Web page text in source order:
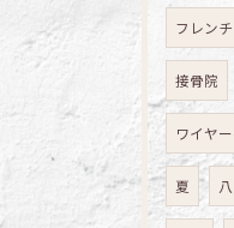
フレン
接骨院
ワイヤ
夏